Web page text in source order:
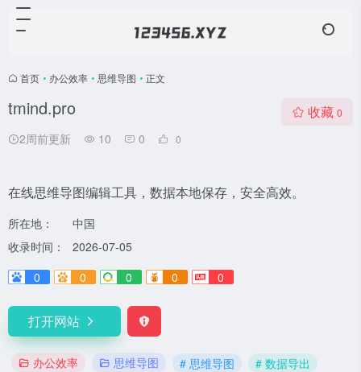
首页 • 办公效率 • 思维导图 • 正文
tmind.pro
2周前更新 10 0 0
收藏 0
在线思维导图编辑工具，数据本地保存，安全高效。
所在地：
中国
收录时间：
2026-07-05
0
0 0 0 0
打开网站
办公效率 思维导图 # 思维导图
# 数据导出